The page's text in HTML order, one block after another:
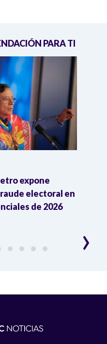
PARA TI
expone
electoral en
de 2026
›